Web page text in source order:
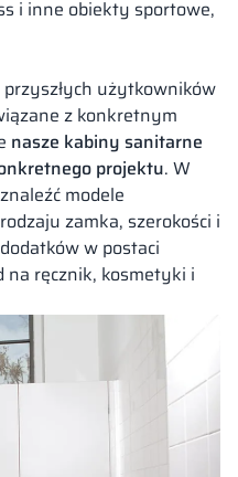
i inne obiekty sportowe,
użytkowników
z konkretnym
nasze kabiny sanitarne
projektu. W
modele
zamka, szerokości i
w postaci
na ręcznik, kosmetyki i